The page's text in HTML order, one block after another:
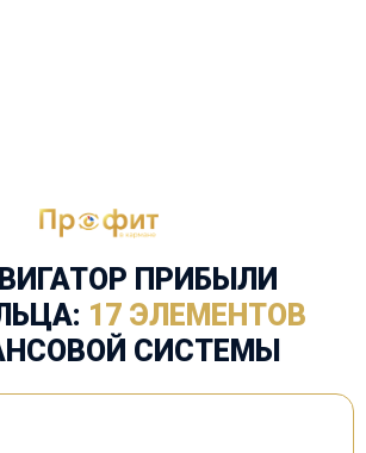
ПРИБЫЛИ
17 ЭЛЕМЕНТОВ
СИСТЕМЫ